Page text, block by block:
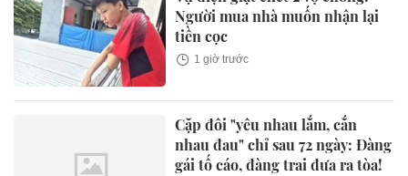
Người mua nhà muốn nhận lại
tiền cọc
1 giờ trước
Cặp đôi "yêu nhau lắm, cắn
nhau đau" chỉ sau 72 ngày: Đàng
gái tố cáo, đàng trai đưa ra tòa!